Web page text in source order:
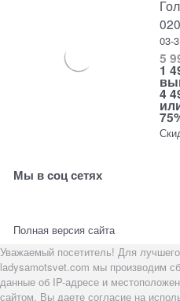
03-
5
1
4
Мы в соц сетях
Полная версия сайта
Уважаемый посетитель! Для
ladysamotsvet.com мы производим
данные об IP-адресе и
сайтом, Вы даете согласие на